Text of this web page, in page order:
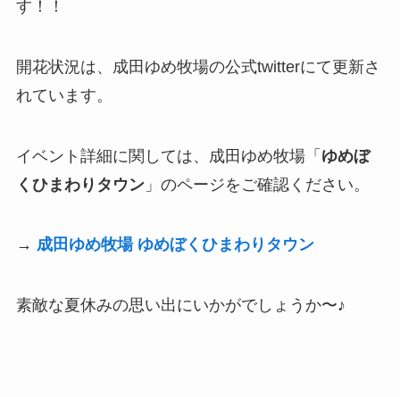
す！！
開花状況は、成田ゆめ牧場の公式twitterにて更新さ
れています。
イベント詳細に関しては、成田ゆめ牧場「 ゆめぼ
くひまわりタウン」のページをご確認ください。
→ 成田ゆめ牧場 ゆめぼくひまわりタウン
素敵な夏休みの思い出にいかがでしょうか〜♪